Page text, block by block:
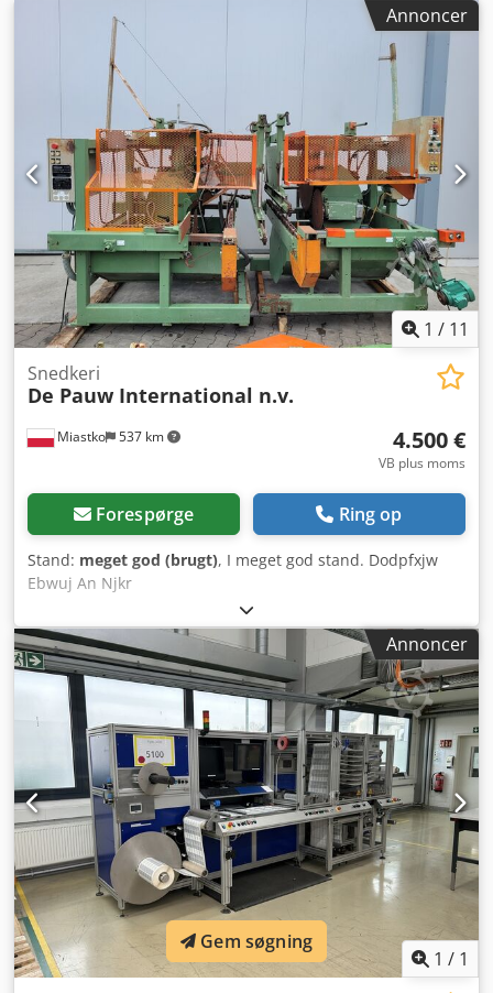
brochureforside Høj skærepræcision Inline-drift med SPF-
200A ---- 4. Stabler Model: ST-40 Spænding: 230 V
Frekvens: 50 Hz Strømforbrug: 4,7 A Automatisk stabling af
færdige produkter ---- Stand og brug: Maskinen er i god
teknisk stand Komplet produktionslinje Regelmæssigt
anvendt Produktionstæller synlig på panel (ca. 1,8 mio.
brochurer) ---- Fordele: ✔ Komplet system til
brochureproduktion ✔ Anerkendt producent – Horizon ✔
Mulighed for inline drift ✔ Høj ydeevne og ensartet kvalitet
✔ Ideel til mellemstore og store oplag ---- Yderligere
information: Mulighed for test på stedet Assistance ved
idriftsættelse Tilgængelighed: efter aftale
Annoncer
1 / 11
Miastko 537 km
Snedkeri
De Pauw International n.v.
4.500 €
VB plus moms
Forespørge Ring op
Stand: meget god (brugt), I meget god stand. Dodpfxjw
Ebwuj An Njkr
Annoncer
1 / 1
Gem søgning